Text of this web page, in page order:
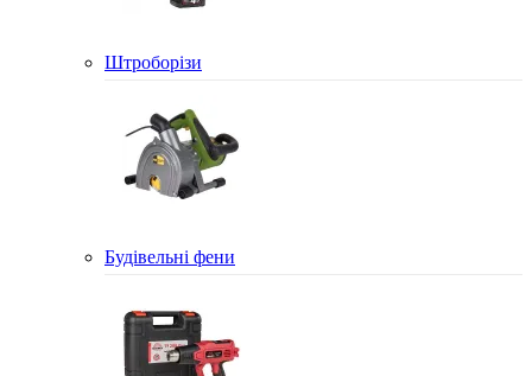
Штроборізи
Будівельні фени